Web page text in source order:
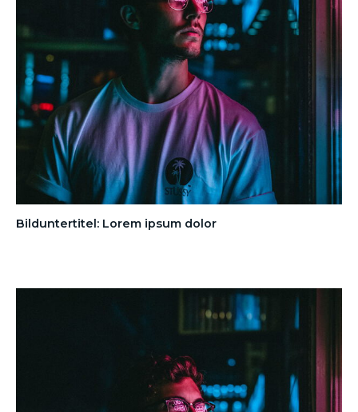
Bilduntertitel: Lorem ipsum dolor